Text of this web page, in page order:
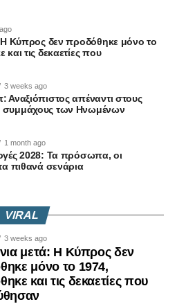
Η Κύπρος δεν προδόθηκε μόνο το
τις δεκαετίες που
3 weeks ago
Αναξιόπιστος απέναντι στους
συμμάχους των Ηνωμένων
1 month ago
2028: Τα πρόσωπα, οι
πιθανά σενάρια
VIRAL
3 weeks ago
μετά: Η Κύπρος δεν
μόνο το 1974,
και τις δεκαετίες που